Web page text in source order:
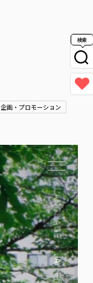
検索
企画・プロモーション